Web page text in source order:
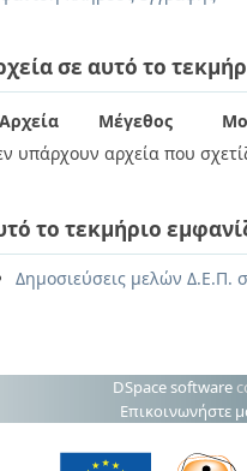
σε αυτό το
Αρχεία Μέγεθος
υπάρχουν αρχεία που
το τεκμήριο
Δημοσιεύσεις μελών Δ.Ε.Π.
DSpace software
Επικοινωνήστε